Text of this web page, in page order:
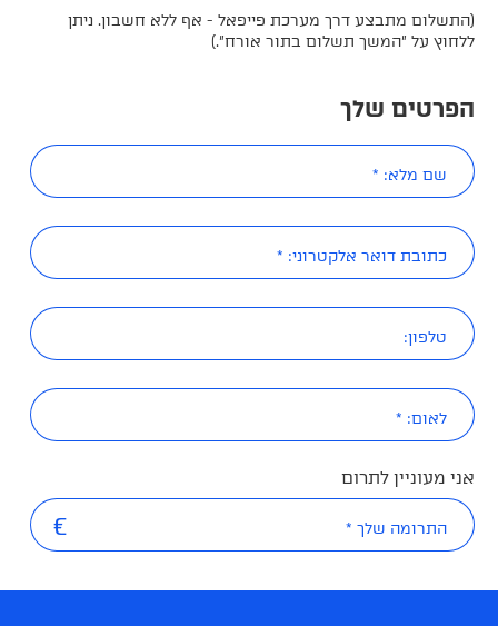
(התשלום מתבצע דרך מערכת פייפאל - אף ללא חשבון. ניתן
ללחוץ על "המשך תשלום בתור אורח".)
הפרטים שלך
שם מלא: *
כתובת דואר אלקטרוני: *
טלפון:
לאום: *
אני מעוניין לתרום
התרומה שלך * €